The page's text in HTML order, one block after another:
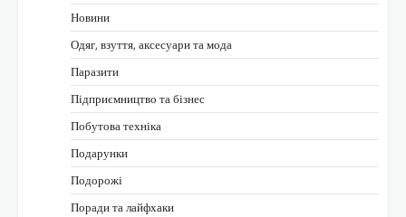
Новини
Одяг, взуття, аксесуари та мода
Паразити
Підприємництво та бізнес
Побутова техніка
Подарунки
Подорожі
Поради та лайфхаки